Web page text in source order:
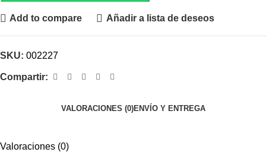
Add to compare Añadir a lista de deseos
SKU: 002227
Compartir:
VALORACIONES (0)ENVÍO Y ENTREGA
Valoraciones (0)